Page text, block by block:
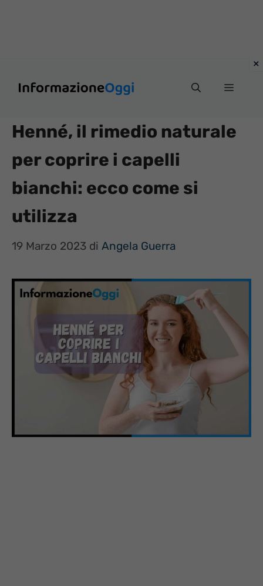
Menu
Henné, il rimedio naturale
per coprire i capelli
bianchi: ecco come si
utilizza
19 Marzo 2023 di Angela Guerra